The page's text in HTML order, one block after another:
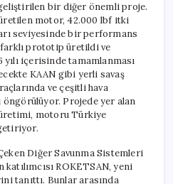
geliştirilen bir diğer önemli proje.
motor, 42.000 lbf itki
seviyesinde bir performans
farklı prototip üretildi ve
içerisinde tamamlanması
KAAN gibi yerli savaş
ve çeşitli hava
öngörülüyor. Projede yer alan
motoru Türkiye
Diğer Savunma Sistemleri
ROKETSAN, yeni
tanıttı. Bunlar arasında